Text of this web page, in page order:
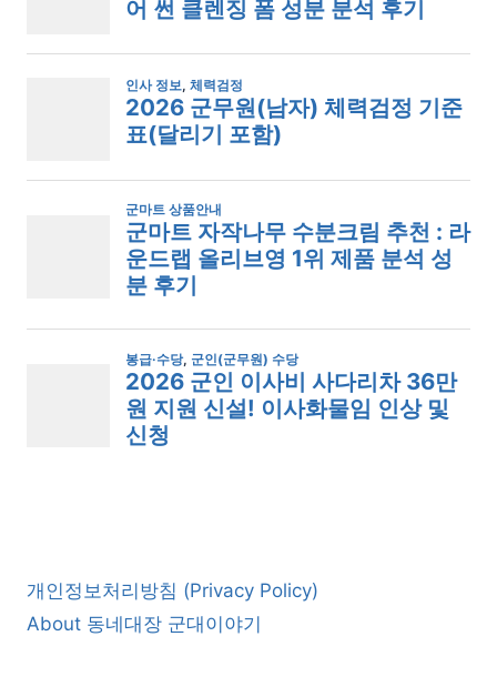
개인정보처리방침 (Privacy Policy)
About 동네대장 군대이야기